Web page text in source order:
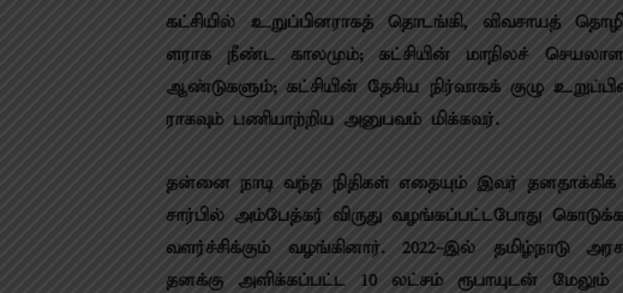
கட்சி​யில் உறுப்​பின​ராகத் தொடங்கி, விவசாயத்
ளராக நீண்ட காலமும்; கட்சி​யின் மாநிலச்
ஆண்டு​களும்; கட்சி​யின் தேசிய நிர்​வாகக் குழு
ராக​வும் பணியாற்றிய அனுபவம் மிக்​கவர்.
தன்னை நாடி வந்த நிதிகள் எதையும் இவர்
சார்​பில் அம்பேத்கர் விருது வழங்​கப்​பட்​ட​போது
வளர்ச்​சிக்​கும் வழங்​கி​னார். 2022-இல் தமிழ்​நாடு
தனக்கு அளிக்​கப்​பட்ட 10 லட்சம் ரூபா​யுடன்